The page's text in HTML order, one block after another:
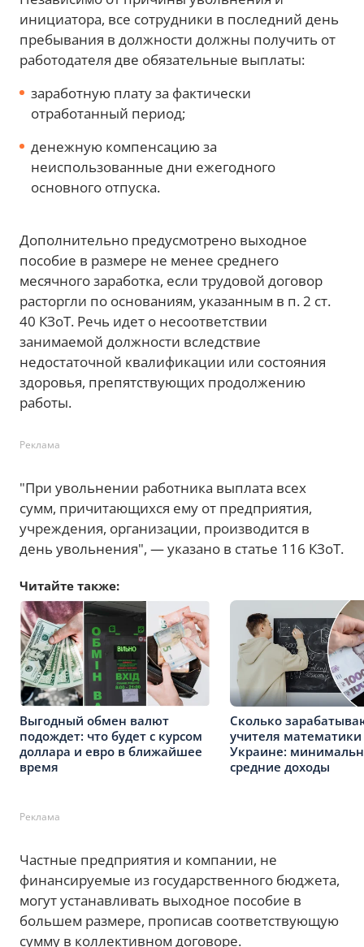
инициатора, все сотрудники в последний день
пребывания в должности должны получить от
работодателя две обязательные выплаты:
заработную плату за фактически
отработанный период;
денежную компенсацию за
неиспользованные дни ежегодного
основного отпуска.
Дополнительно предусмотрено выходное
пособие в размере не менее среднего
месячного заработка, если трудовой договор
расторгли по основаниям, указанным в п. 2 ст.
40 КЗоТ. Речь идет о несоответствии
занимаемой должности вследствие
недостаточной квалификации или состояния
здоровья, препятствующих продолжению
работы.
Реклама
"При увольнении работника выплата всех
сумм, причитающихся ему от предприятия,
учреждения, организации, производится в
день увольнения", — указано в статье 116 КЗоТ.
Читайте также:
Выгодный обмен валют
подождет: что будет с курсом
доллара и евро в ближайшее
время
Сколько
учителя математики
Украине:
средние доходы
Реклама
Частные предприятия и компании, не
финансируемые из государственного бюджета,
могут устанавливать выходное пособие в
большем размере, прописав соответствующую
сумму в коллективном договоре.